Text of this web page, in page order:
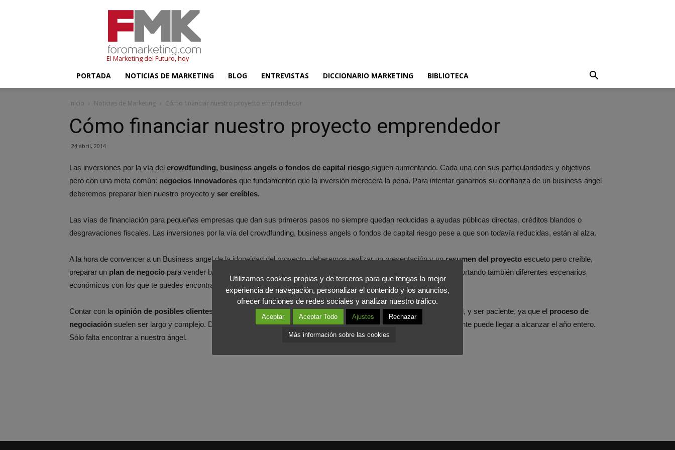
El Marketing del Futuro, hoy
PORTADA NOTICIAS DE MARKETING BLOG ENTREVISTAS DICCIONARIO MARKETING BIBLIOTECA
Inicio Noticias de Marketing Cómo financiar nuestro proyecto emprendedor
Cómo financiar nuestro proyecto emprendedor
24 abril, 2014
Las inversiones por la vía del crowdfunding, business angels o fondos de capital riesgo siguen aumentando. Cada una con sus particularidades y objetivos
pero con una meta común: negocios innovadores que fundamenten que la inversión merecerá la pena. Para intentar ganarnos su confianza de un business angel
deberemos preparar bien nuestro proyecto y ser creíbles.
Las vías de financiación para pequeñas empresas que dan sus primeros pasos no siempre quedan reducidas a ayudas públicas directas, créditos blandos o
desgravaciones fiscales. Las inversiones por la vía del crowdfunding, business angels o fondos de capital riesgo pese a que son todavía reducidas, están al alza.
A la hora de convencer a un Business angel de la idoneidad del proyecto, deberemos realizar un presentación y unresumen del proyecto escueto pero creíble,
preparar un plan de negocio para vender bien tu idea con datos fiables y contrastados. También un
, aportando también diferentes escenarios
económicos con los que te puedes encontrar.
Contar con la opinión de posibles clientes y empresas que comprarían tu producto, también aumentará tu credibilidad, y ser paciente, ya que el proceso de
negociación suelen ser largo y complejo. De hecho, lo normal es que se alargue al menos nueve meses pero últimamente puede llegar a alcanzar el año entero.
Sólo falta encontrar a nuestro ángel.
Utilizamos cookies propias y de terceros para que tengas la mejor
experiencia de navegación, personalizar el contenido y los anuncios,
ofrecer funciones de redes sociales y analizar nuestro tráfico.
Aceptar Aceptar Todo Ajustes Rechazar
Más información sobre las cookies